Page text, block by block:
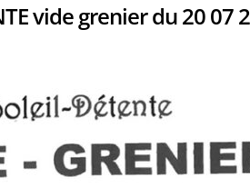
vide grenier du 20 07